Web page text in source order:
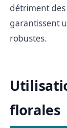
détriment des
garantissent
robustes.
florales